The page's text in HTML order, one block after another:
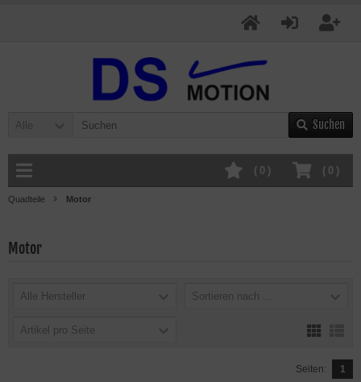
Alle Suchen
( 0 )
( 0 )
Quadteile Motor
Motor
Alle Hersteller Sortieren nach ...
Artikel pro Seite
Seiten: 1